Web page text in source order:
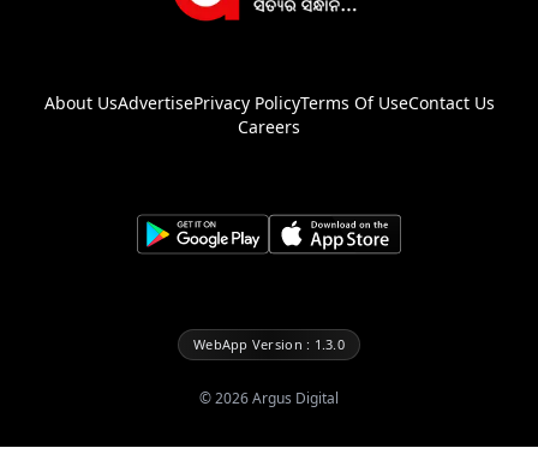
About UsAdvertisePrivacy PolicyTerms Of UseContact Us
Careers
WebApp Version : 1.3.0
©2026Argus Digital